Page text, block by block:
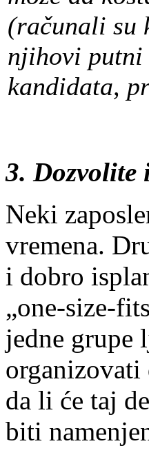
(računali su
njihovi putni
kandidata,
3. Dozvolite
Neki
vremena.
i dobro
„one-size-
jedne grupe
organizovati
da li će taj
biti